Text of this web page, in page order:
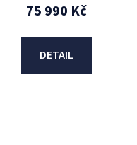
75 990 Kč
DETAIL